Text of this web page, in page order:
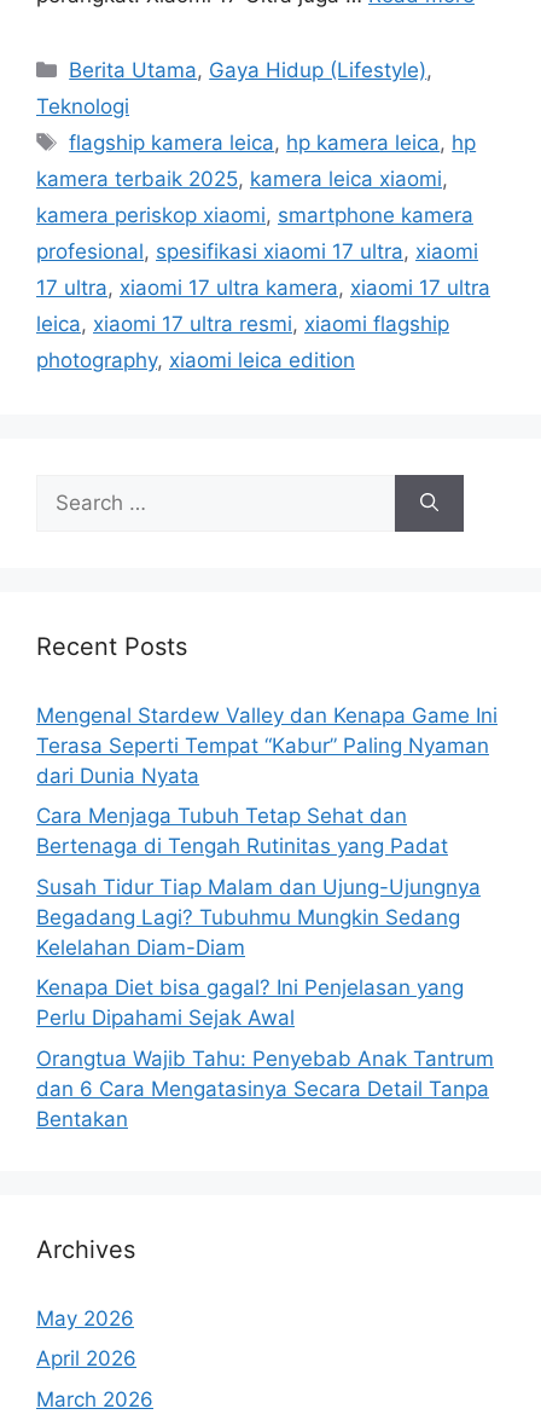
C
e
g
o
r
s
Berita Utama, Gaya Hidup (Lifestyle),
Teknologi
T
s
flagship kamera leica, hp kamera leica, hp
kamera terbaik 2025, kamera leica xiaomi,
kamera periskop xiaomi, smartphone kamera
profesional, spesifikasi xiaomi 17 ultra, xiaomi
17 ultra, xiaomi 17 ultra kamera, xiaomi 17 ultra
leica, xiaomi 17 ultra resmi, xiaomi flagship
photography, xiaomi leica edition
h
r
:
Recent Posts
Mengenal Stardew Valley dan Kenapa Game Ini
Terasa Seperti Tempat “Kabur” Paling Nyaman
dari Dunia Nyata
Cara Menjaga Tubuh Tetap Sehat dan
Bertenaga di Tengah Rutinitas yang Padat
Susah Tidur Tiap Malam dan Ujung-Ujungnya
Begadang Lagi? Tubuhmu Mungkin Sedang
Kelelahan Diam-Diam
Kenapa Diet bisa gagal? Ini Penjelasan yang
Perlu Dipahami Sejak Awal
Orangtua Wajib Tahu: Penyebab Anak Tantrum
dan 6 Cara Mengatasinya Secara Detail Tanpa
Bentakan
Archives
May 2026
April 2026
March 2026